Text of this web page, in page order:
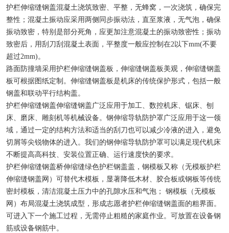
护栏伸缩缝钢盖混凝土浇筑致密、平整，无蜂窝，一次浇筑，确保完
整性；混凝土振动应采用两侧同步振动法，直至浆液，无气泡，确保
振动致密，特别是部分死角，应更加注意混凝土的振动致密性；振动
致密后，用刮刀刮混凝土表面，平整度一般应控制在2以下mm(不要
超过2mm)。
路面防撞墙采用护栏伸缩缝钢盖板，伸缩缝钢盖板美观，伸缩缝钢盖
板可根据图纸定制。伸缩缝钢盖板是机床的传统保护形式，包括一般
钢盖和联动平行结构盖。
护栏伸缩缝钢盖伸缩缝钢盖广泛应用于加工、数控机床、锯床、刨
床、磨床、雕刻机等机械设备。钢伸缩导轨防护罩广泛应用于这一领
域，通过一定的结构方法和适当的刮刀也可以减少冷液的进入，避免
切屑等尖锐物体的进入。我们的钢伸缩导轨防护罩可以满足现代机床
不断提高高科技、安装位置正确、运行速度快的要求。
护栏伸缩缝钢盖桥伸缩缝绿色护栏钢盖盖，钢模板又称（无模板护栏
伸缩缝钢盖网）可替代木模板，显著降低木材、胶合板或钢板等传统
密封模板，清洁混凝土压力中的孔隙水压和气泡； 钢模板（无模板
网）布局混凝土浇筑成型，形成志愿者护栏伸缩缝钢盖面的粗界面。
可进入下一个施工过程，无需停止粗糙的家庭作业。可放置在设备钢
筋或设备钢筋中。